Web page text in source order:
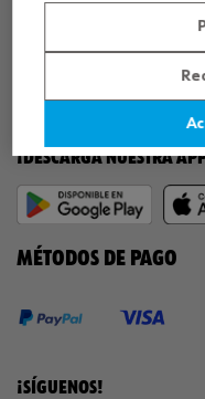
¡DESCARGA NUESTRA
MÉTODOS DE PAGO
¡SÍGUENOS!